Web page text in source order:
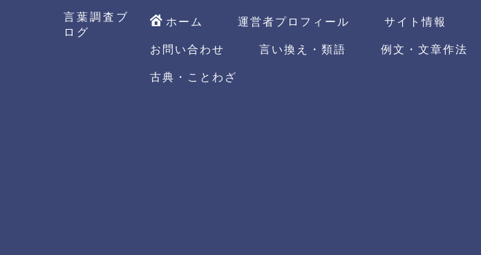
言葉調査ブ
ログ
ホーム 運営者プロフィール サイト情報
お問い合わせ
言い換え・類語 例文・文章作法
古典・ことわざ